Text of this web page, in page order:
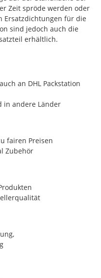
Zeit spröde werden oder
Ersatzdichtungen für die
sind jedoch auch die
erhältlich.
an DHL Packstation
in andere Länder
fairen Preisen
Zubehör